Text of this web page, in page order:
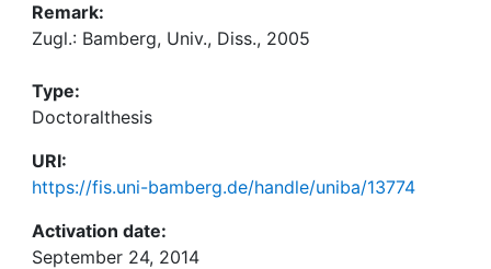
Remark:
Zugl.: Bamberg, Univ., Diss., 2005
Type:
Doctoralthesis
URI:
https://fis.uni-bamberg.de/handle/uniba/13774
Activation date:
September 24, 2014